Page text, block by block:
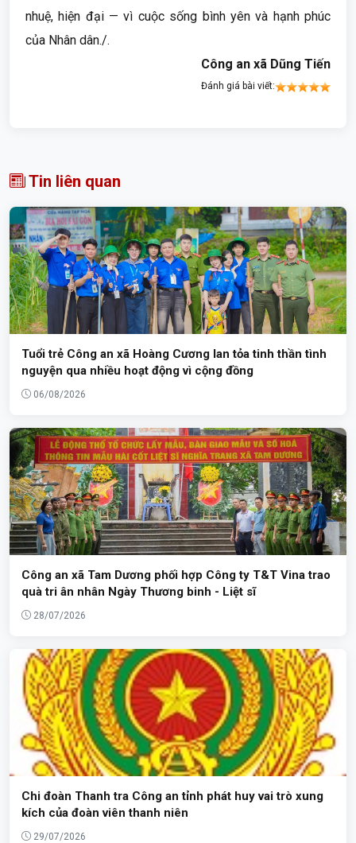
nhuệ, hiện đại — vì cuộc sống bình yên và hạnh phúc
của Nhân dân./.
Công an xã Dũng Tiến
Đánh giá bài viết:
Tin liên quan
Tuổi trẻ Công an xã Hoàng Cương lan tỏa tinh thần tình
nguyện qua nhiều hoạt động vì cộng đồng
06/08/2026
Công an xã Tam Dương phối hợp Công ty T&T Vina trao
quà tri ân nhân Ngày Thương binh - Liệt sĩ
28/07/2026
Chi đoàn Thanh tra Công an tỉnh phát huy vai trò xung
kích của đoàn viên thanh niên
29/07/2026